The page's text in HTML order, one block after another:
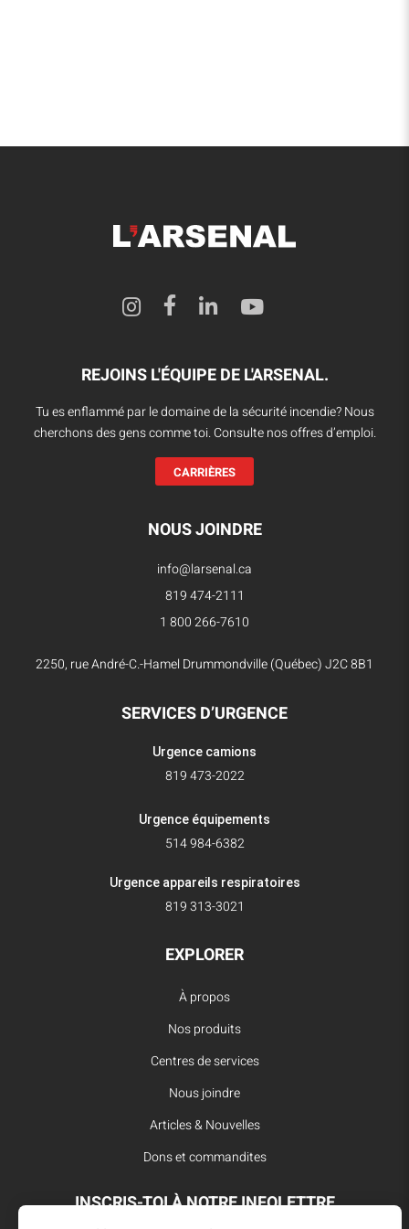
REJOINS L'ÉQUIPE DE L'ARSENAL.
Tu es enflammé par le domaine de la sécurité incendie? Nous
cherchons des gens comme toi. Consulte nos offres d’emploi.
CARRIÈRES
NOUS JOINDRE
info@larsenal.ca
819 474-2111
1 800 266-7610
2250, rue André-C.-Hamel Drummondville (Québec) J2C 8B1
SERVICES D’URGENCE
Urgence camions
819 473-2022
Urgence équipements
514 984-6382
Urgence appareils respiratoires
819 313-3021
EXPLORER
À propos
Nos produits
Centres de services
Nous joindre
Articles & Nouvelles
Dons et commandites
INSCRIS-TOI À NOTRE INFOLETTRE